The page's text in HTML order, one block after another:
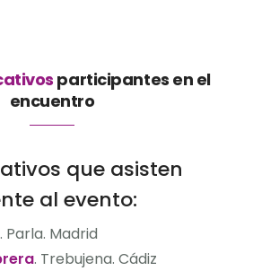
participantes en el
encuentro
que asisten
al evento:
. Parla. Madrid
. Trebujena. Cádiz